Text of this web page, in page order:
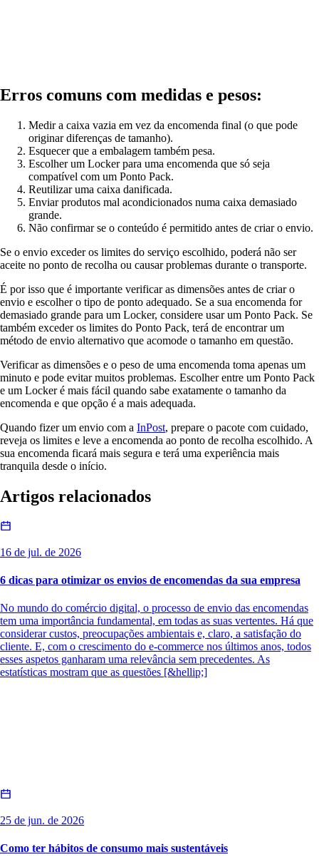
Erros comuns com medidas e pesos:
Medir a caixa vazia em vez da encomenda final (o que pode
originar diferenças de tamanho).
Esquecer que a embalagem também pesa.
Escolher um Locker para uma encomenda que só seja
compatível com um Ponto Pack.
Reutilizar uma caixa danificada.
Enviar produtos mal acondicionados numa caixa demasiado
grande.
Não confirmar se o conteúdo é permitido antes de criar o envio.
Se o envio exceder os limites do serviço escolhido, poderá não ser
aceite no ponto de recolha ou causar problemas durante o transporte.
É por isso que é importante verificar as dimensões antes de criar o
envio e escolher o tipo de ponto adequado. Se a sua encomenda for
demasiado grande para um Locker, considere usar um Ponto Pack. Se
também exceder os limites do Ponto Pack, terá de encontrar um
método de envio alternativo que acomode o tamanho em questão.
Verificar as dimensões e o peso de uma encomenda toma apenas um
minuto e pode evitar muitos problemas. Escolher entre um Ponto Pack
e um Locker é mais fácil quando sabe exatamente o tamanho da
encomenda e que opção é a mais adequada.
Quando fizer um envio com a InPost, prepare o pacote com cuidado,
reveja os limites e leve a encomenda ao ponto de recolha escolhido. A
sua encomenda ficará mais segura e terá uma experiência mais
tranquila desde o início.
Artigos relacionados
16 de jul. de 2026
6 dicas para otimizar os envios de encomendas da sua empresa
No mundo do comércio digital, o processo de envio das encomendas
tem uma importância fundamental, em todas as suas vertentes. Há que
considerar custos, preocupações ambientais e, claro, a satisfação do
cliente. E, com o crescimento do e-commerce nos últimos anos, todos
esses aspetos ganharam uma relevância sem precedentes. As
estatísticas mostram que as questões [&hellip;]
25 de jun. de 2026
Como ter hábitos de consumo mais sustentáveis